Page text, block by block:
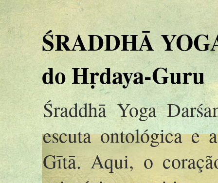
ŚRADDHĀ
do Hṛdaya-Guru
Śraddhā Yoga
escuta ontológica e
Gītā. Aqui, o